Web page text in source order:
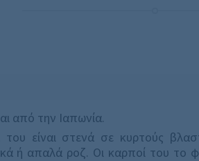
από την Ιαπωνία.
είναι στενά σε κυρτούς
ή απαλά ροζ. Οι καρποί του το